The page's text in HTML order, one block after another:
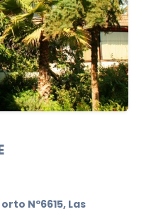
Nº6615, Las